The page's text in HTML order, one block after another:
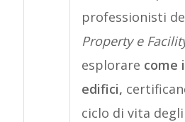
professionisti
Property e
esplorare come
edifici,
ciclo di vita